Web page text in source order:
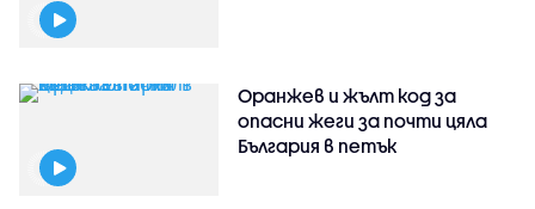
Оранжев и жълт код за
опасни жеги за почти цяла
България в петък